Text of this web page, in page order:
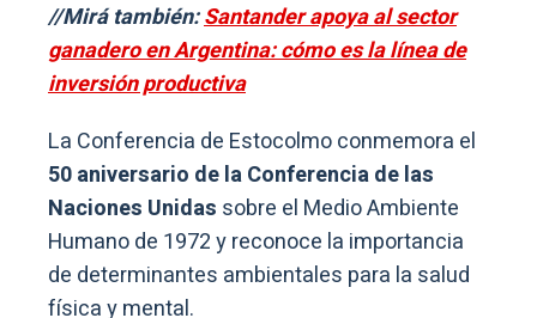
//Mirá también:Santander apoya al sector
ganadero en Argentina: cómo es la línea de
inversión productiva
La Conferencia de Estocolmo conmemora el
50 aniversario de la Conferencia de las
Naciones Unidas sobre el Medio Ambiente
Humano de 1972 y reconoce la importancia
de determinantes ambientales para la salud
física y mental.